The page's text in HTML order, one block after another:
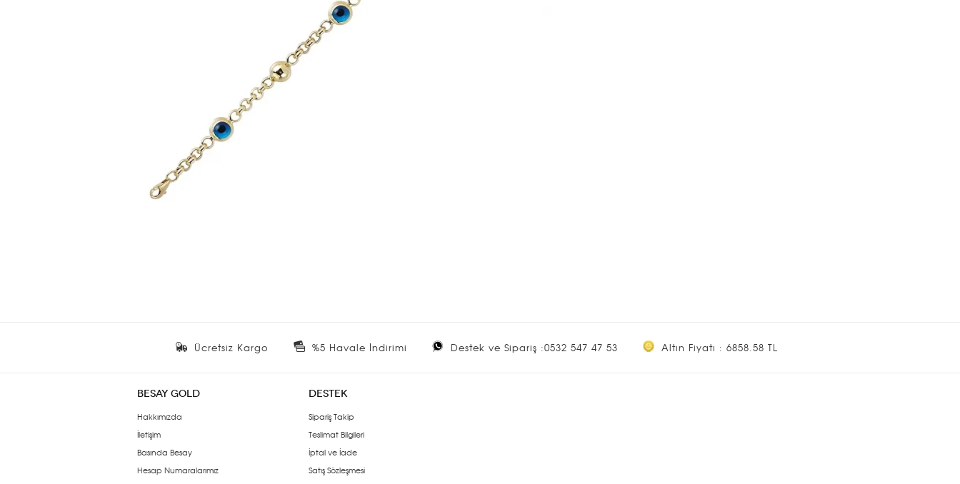
Ücretsiz Kargo %5 Havale İndirimi Destek ve Sipariş :0532 547 47 53 Altın Fiyatı : 6858.58 TL
BESAY GOLD
Hakkımızda
İletişim
Basında Besay
Hesap Numaralarımız
DESTEK
Sipariş Takip
Teslimat Bilgileri
İptal ve İade
Satış Sözleşmesi